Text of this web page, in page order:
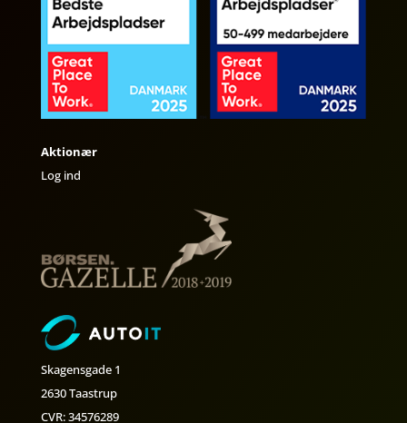
Aktionær
Log ind
Skagensgade 1
2630 Taastrup
CVR: 34576289